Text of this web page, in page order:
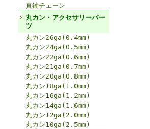
真鍮チェーン
丸カン・アクセサリーパー
ツ
丸カン26ga(0.4mm)
丸カン24ga(0.5mm)
丸カン22ga(0.6mm)
丸カン21ga(0.7mm)
丸カン20ga(0.8mm)
丸カン18ga(1.0mm)
丸カン16ga(1.2mm)
丸カン14ga(1.6mm)
丸カン12ga(2.0mm)
丸カン10ga(2.5mm)